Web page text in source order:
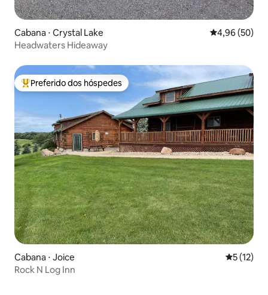
Cabana ⋅ Crystal Lake 4,96 de uma
4,96 (50)
Headwaters Hideaway
Entre os melhores preferidos dos hóspedes
Preferido dos hóspedes
Cabana ⋅ Joice 5 de uma
5 (12)
Rock N Log Inn